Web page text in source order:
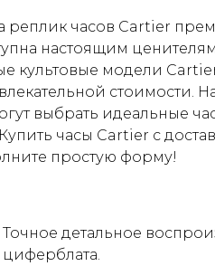
реплик часов Cartier
настоящим
культовые модели
стоимости.
выбрать идеальные
Купить часы Cartier с
простую форму!
Точное детальное
циферблата.